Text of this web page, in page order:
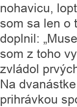
nohavicu,
som sa len o
doplnil:
som z toho
zvládol
Na
prihrávkou